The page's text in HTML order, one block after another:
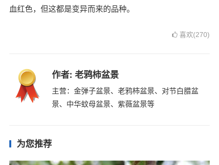
血红色，但这都是变异而来的品种。
喜欢(270)
作者: 老鸦柿盆景
主营：金弹子盆景、老鸦柿盆景、对节白腊盆
景、中华蚊母盆景、紫薇盆景等
为您推荐